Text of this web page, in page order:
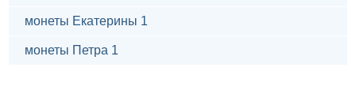
монеты Екатерины 1
монеты Петра 1